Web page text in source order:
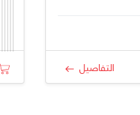
التفاصيل